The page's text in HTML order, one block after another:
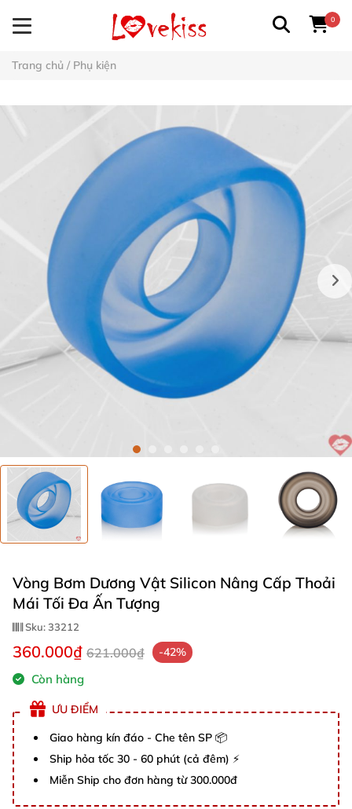
0
Trang chủ / Phụ kiện
Vòng Bơm Dương Vật Silicon Nâng Cấp Thoải
Mái Tối Đa Ấn Tượng
Sku:33212
360.000₫ 621.000₫ -42%
Còn hàng
ƯU ĐIỂM
Giao hàng kín đáo - Che tên SP 📦
Ship hỏa tốc 30 - 60 phút (cả đêm) ⚡
Miễn Ship cho đơn hàng từ 300.000đ